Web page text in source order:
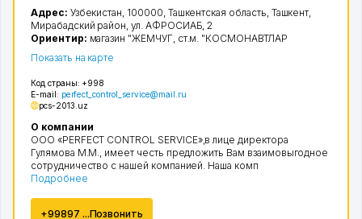
Код страны: +998
E-mail: perfect_control_service@mail.ru
pcs-2013.uz
О компании
ООО «PERFECT CONTROL SERVICE»,в лице директора
Гулямова М.М., имеет честь предложить Вам взаимовыгодное
сотрудничество с нашей компанией. Наша комп
Подробнее
+99897 ...Позвонить
Адрес: Узбекистан, 100000, Ташкентская область Ташкент
Мирабадский район ,ул. АФРОСИАБ , 2
Ориентир: магазин "ЖЕМЧУГ, ст.м. "КОСМОНАВТЛАР
Показать на карте